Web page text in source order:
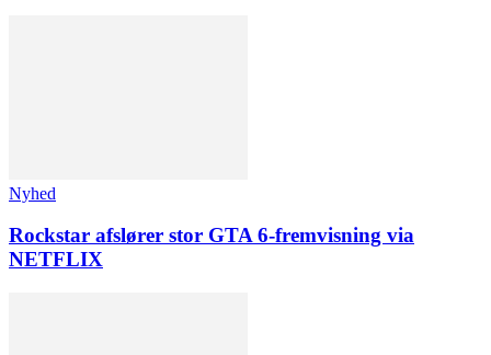
Nyhed
Rockstar afslører stor GTA 6-fremvisning via
NETFLIX